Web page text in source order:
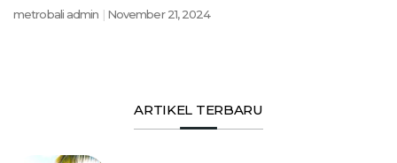
metrobali admin November 21, 2024
ARTIKEL TERBARU